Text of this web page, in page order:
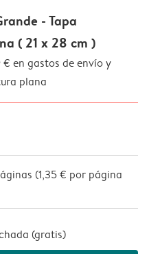
- Tapa
( 21 x 28 cm )
en gastos de envío y
plana
(1,35 € por página
(gratis)